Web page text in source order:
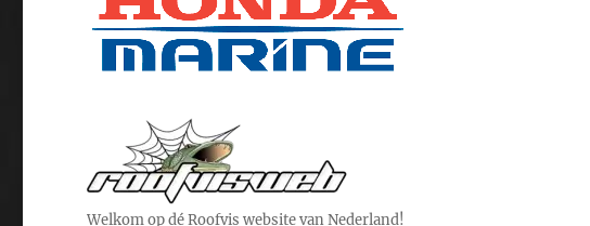
Welkom op dé Roofvis website van Nederland!